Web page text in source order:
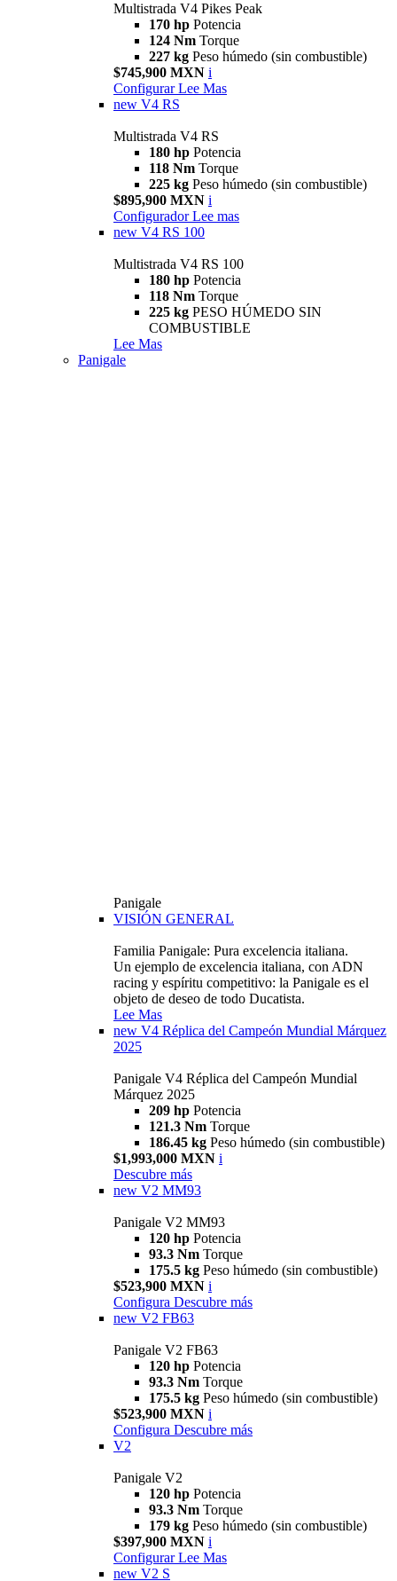
Multistrada V4 Pikes Peak
170 hp Potencia
124 Nm Torque
227 kg Peso húmedo (sin combustible)
$745,900 MXN i
Configurar Lee Mas
new V4 RS
Multistrada V4 RS
180 hp Potencia
118 Nm Torque
225 kg Peso húmedo (sin combustible)
$895,900 MXN i
Configurador Lee mas
new V4 RS 100
Multistrada V4 RS 100
180 hp Potencia
118 Nm Torque
225 kg PESO HÚMEDO SIN
COMBUSTIBLE
Lee Mas
Panigale
Panigale
VISIÓN GENERAL
Familia Panigale: Pura excelencia italiana.
Un ejemplo de excelencia italiana, con ADN
racing y espíritu competitivo: la Panigale es el
objeto de deseo de todo Ducatista.
Lee Mas
new V4 Réplica del Campeón Mundial Márquez
2025
Panigale V4 Réplica del Campeón Mundial
Márquez 2025
209 hp Potencia
121.3 Nm Torque
186.45 kg Peso húmedo (sin combustible)
$1,993,000 MXN i
Descubre más
new V2 MM93
Panigale V2 MM93
120 hp Potencia
93.3 Nm Torque
175.5 kg Peso húmedo (sin combustible)
$523,900 MXN i
Configura Descubre más
new V2 FB63
Panigale V2 FB63
120 hp Potencia
93.3 Nm Torque
175.5 kg Peso húmedo (sin combustible)
$523,900 MXN i
Configura Descubre más
V2
Panigale V2
120 hp Potencia
93.3 Nm Torque
179 kg Peso húmedo (sin combustible)
$397,900 MXN i
Configurar Lee Mas
new V2 S